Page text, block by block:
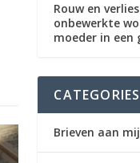
Rouw en
onbewerkte
moeder in een
CATEGORIES
Brieven aan